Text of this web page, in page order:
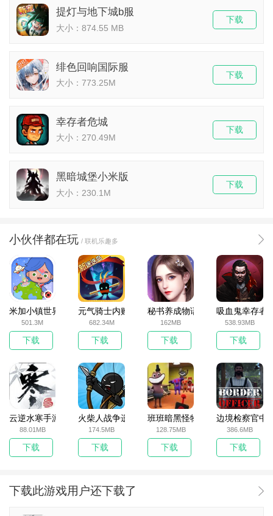
提灯与地下城b服
大小：874.55 MB
下载
绯色回响国际服
大小：773.25M
下载
幸存者危城
大小：270.49M
下载
黑暗城堡小米版
大小：230.1M
下载
小伙伴都在玩 / 联机乐趣多
米加小镇世界2025官方版
501.3M
下载
元气骑士内购破解版
682.34M
下载
秘书养成物语
162MB
下载
吸血鬼幸存者
538.93MB
下载
云逆水寒手游
88.01MB
下载
火柴人战争遗产无敌版
174.5MB
下载
班班暗黑怪物生存挑战5
128.75MB
下载
边境检察官中
386.6MB
下载
下载此游戏用户还下载了